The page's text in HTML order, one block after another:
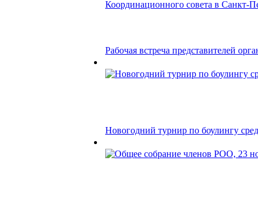
Рабочая встреча представителей
Новогодний турнир по боулингу